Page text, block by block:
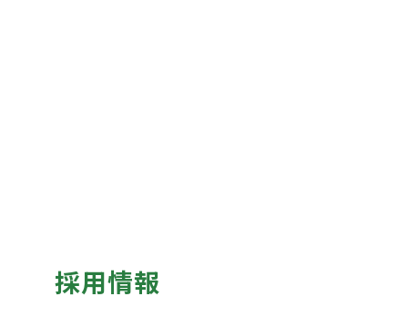
採用情報